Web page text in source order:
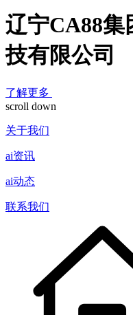
辽宁CA88
技有限公司
了解更多
scroll down
关于我们
ai资讯
ai动态
联系我们